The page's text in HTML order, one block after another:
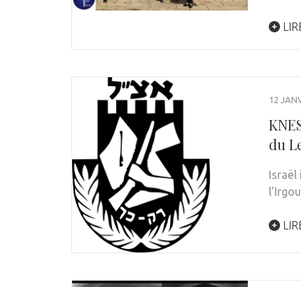
12
du
Israël